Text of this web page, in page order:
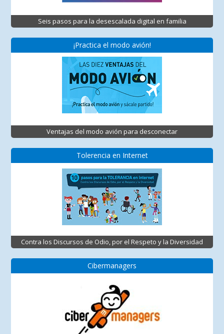
Seis pasos para la desescalada digital en familia
¡Practica el modo avión!
Ventajas del modo avión para desconectar
Tolerencia en Internet
Contra los Discursos de Odio, por el Respeto y la Diversidad
Cibermanagers